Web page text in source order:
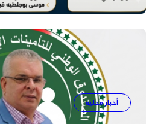
أخبار محلية